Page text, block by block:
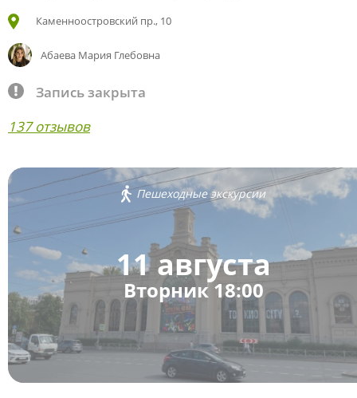
Каменноостровский пр., 10
Абаева Мария Глебовна
Запись закрыта
137 отзывов
Пешеходные экскурсии
11 августа
Вторник 18:00